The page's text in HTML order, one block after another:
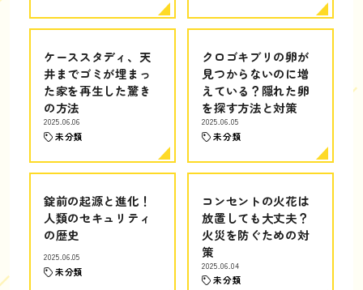
ケーススタディ、天
井までゴミが埋まっ
た家を再生した驚き
の方法
2025.06.06
未分類
クロゴキブリの卵が
見つからないのに増
えている？隠れた卵
を探す方法と対策
2025.06.05
未分類
錠前の起源と進化！
人類のセキュリティ
の歴史
2025.06.05
未分類
コンセントの火花は
放置しても大丈夫？
火災を防ぐための対
策
2025.06.04
未分類